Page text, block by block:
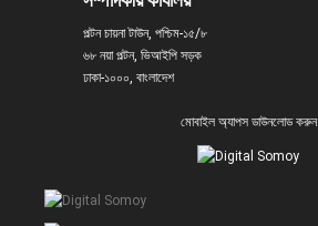
পল্টন চায়না টাউন, পশ্চিম-১৫/৮
৬৮ নয়া পল্টন, ভিআইপি সড়ক
ঢাকা-১০০০, বাংলাদেশ
মোবাইল অ্যাপস ডাউনলোড করুন